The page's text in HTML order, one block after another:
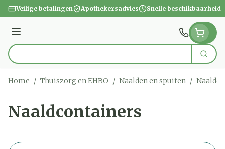
Ga naar de inhoud
Veilige betalingen Apothekersadvies Snelle beschikbaarheid
Menu
Product, merk, categorie... Zoek
Home / Thuiszorg en EHBO / Naalden en spuiten /
Naaldcontainers